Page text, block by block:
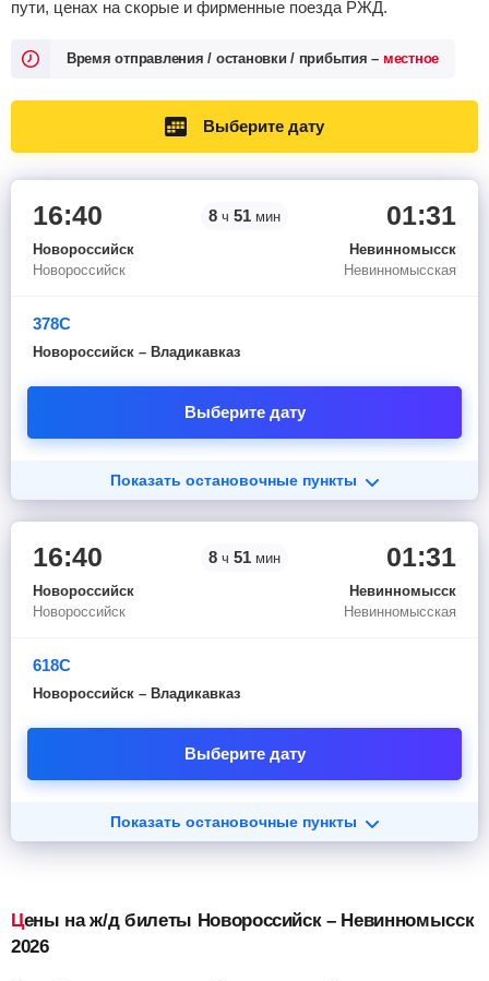
пути, ценах на скорые и фирменные поезда РЖД.
Время отправления / остановки / прибытия – местное
Выберите дату
16:40
Новороссийск
Новороссийск
8 ч 51 мин 01:31
Невинномысск
Невинномысская
378С
Новороссийск – Владикавказ
Выберите дату
Показать остановочные пункты
16:40
Новороссийск
Новороссийск
8 ч 51 мин 01:31
Невинномысск
Невинномысская
618С
Новороссийск – Владикавказ
Выберите дату
Показать остановочные пункты
Цены на ж/д билеты Новороссийск – Невинномысск
2026